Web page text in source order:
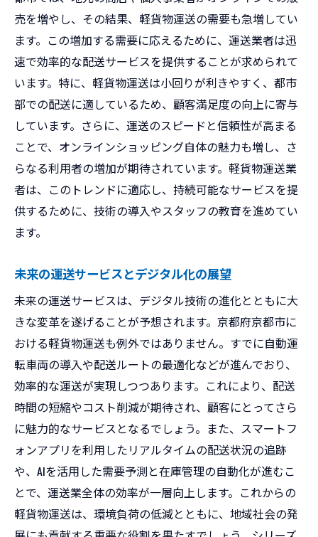
売を増やし、その結果、軽貨物運送の需要も急増してい
ます。この増加する需要に応えるために、運送業者は迅
速で効率的な配送サービスを提供することが求められて
います。特に、軽貨物運送は小回りが利きやすく、都市
部での配送に適しているため、顧客満足度の向上に寄与
しています。さらに、運送のスピードと信頼性が高まる
ことで、オンラインショッピング自体の魅力も増し、さ
らなる利用者の増加が期待されています。軽貨物運送業
者は、このトレンドに適応し、持続可能なサービスを提
供するために、技術の導入やスタッフの教育を進めてい
ます。
未来の運送サービスとデジタル化の展望
未来の運送サービスは、デジタル技術の進化とともに大
きな変革を遂げることが予想されます。京都府京都市に
おける軽貨物運送も例外ではありません。すでに自動運
転車両の導入や配送ルートの最適化などが進んでおり、
効率的な運送が実現しつつあります。これにより、配送
時間の短縮やコスト削減が期待され、顧客にとってさら
に魅力的なサービスとなるでしょう。また、スマートフ
ォンアプリを利用したリアルタイムの配送状況の追跡
や、AIを活用した需要予測と在庫管理の自動化が進むこ
とで、運送業全体の効率が一層向上します。これからの
軽貨物運送は、環境負荷の低減とともに、地域社会の発